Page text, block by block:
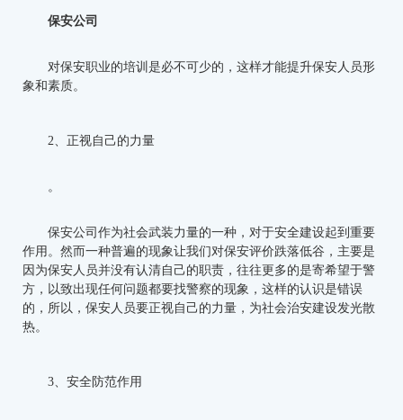
保安公司
对保安职业的培训是必不可少的，这样才能提升保安人员形
象和素质。
2、正视自己的力量
。
保安公司作为社会武装力量的一种，对于安全建设起到重要
作用。然而一种普遍的现象让我们对保安评价跌落低谷，主要是
因为保安人员并没有认清自己的职责，往往更多的是寄希望于警
方，以致出现任何问题都要找警察的现象，这样的认识是错误
的，所以，保安人员要正视自己的力量，为社会治安建设发光散
热。
3、安全防范作用